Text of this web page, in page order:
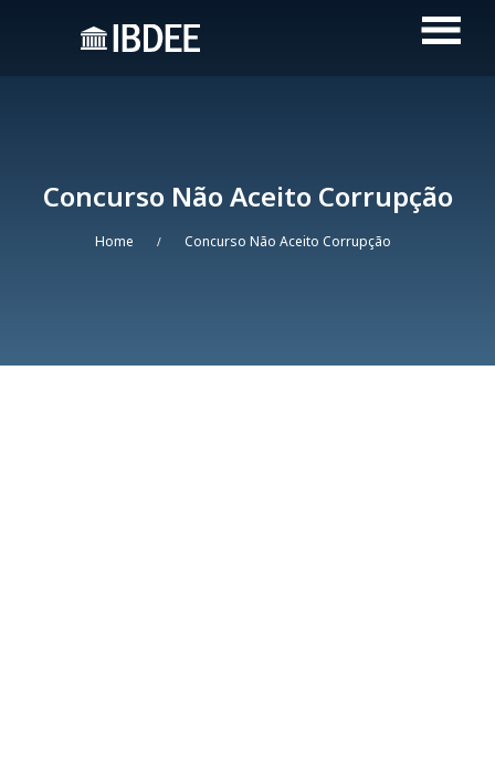
Concurso Não Aceito Corrupção
Home / Concurso Não Aceito Corrupção